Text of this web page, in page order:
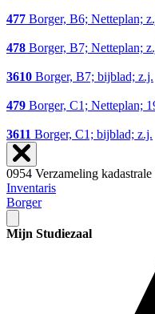
477 Borger, B6; Netteplan;
478 Borger, B7; Netteplan;
3610 Borger, B7; bijblad; z.j.
479 Borger, C1; Netteplan;
3611 Borger, C1; bijblad; z.j.
0954 Verzameling
Inventaris
Borger
Mijn Studiezaal